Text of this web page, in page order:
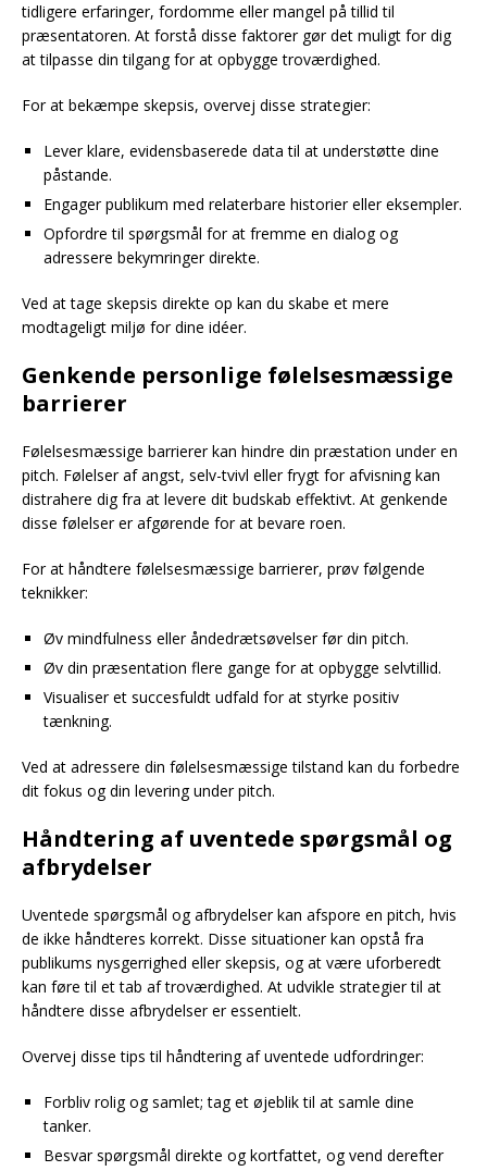
tidligere erfaringer, fordomme eller mangel på tillid til
præsentatoren. At forstå disse faktorer gør det muligt for dig
at tilpasse din tilgang for at opbygge troværdighed.
For at bekæmpe skepsis, overvej disse strategier:
Lever klare, evidensbaserede data til at understøtte dine
påstande.
Engager publikum med relaterbare historier eller eksempler.
Opfordre til spørgsmål for at fremme en dialog og
adressere bekymringer direkte.
Ved at tage skepsis direkte op kan du skabe et mere
modtageligt miljø for dine idéer.
Genkende personlige følelsesmæssige
barrierer
Følelsesmæssige barrierer kan hindre din præstation under en
pitch. Følelser af angst, selv-tvivl eller frygt for afvisning kan
distrahere dig fra at levere dit budskab effektivt. At genkende
disse følelser er afgørende for at bevare roen.
For at håndtere følelsesmæssige barrierer, prøv følgende
teknikker:
Øv mindfulness eller åndedrætsøvelser før din pitch.
Øv din præsentation flere gange for at opbygge selvtillid.
Visualiser et succesfuldt udfald for at styrke positiv
tænkning.
Ved at adressere din følelsesmæssige tilstand kan du forbedre
dit fokus og din levering under pitch.
Håndtering af uventede spørgsmål og
afbrydelser
Uventede spørgsmål og afbrydelser kan afspore en pitch, hvis
de ikke håndteres korrekt. Disse situationer kan opstå fra
publikums nysgerrighed eller skepsis, og at være uforberedt
kan føre til et tab af troværdighed. At udvikle strategier til at
håndtere disse afbrydelser er essentielt.
Overvej disse tips til håndtering af uventede udfordringer:
Forbliv rolig og samlet; tag et øjeblik til at samle dine
tanker.
Besvar spørgsmål direkte og kortfattet, og vend derefter